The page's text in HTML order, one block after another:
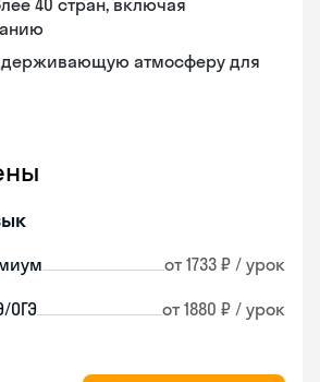
40 стран, включая
атмосферу для
от 1733 ₽ / урок
ОГЭ от 1880 ₽ / урок